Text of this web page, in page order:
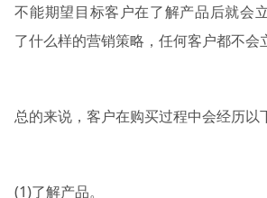
不能期望目标客户在了解产品后就会
了什么样的营销策略，任何客户都不会
总的来说，客户在购买过程中会经历以
(1)了解产品。